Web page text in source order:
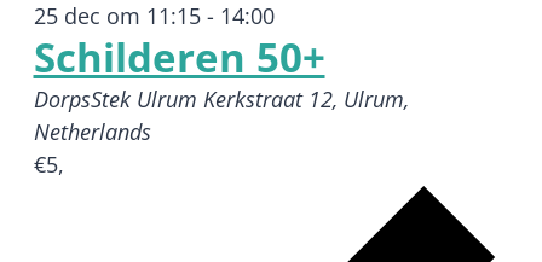
25 dec om 11:15- 14:00
Schilderen 50+
DorpsStek Ulrum Kerkstraat 12, Ulrum,
Netherlands
€5,